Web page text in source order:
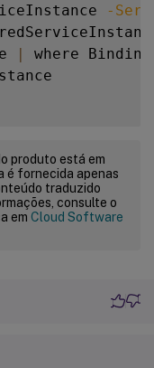
-
|
where
produto está em
é fornecida apenas
traduzido
consulte o
em Cloud Software